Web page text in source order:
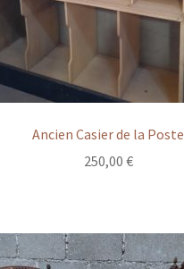
Ancien Casier de la Poste
250,00 €